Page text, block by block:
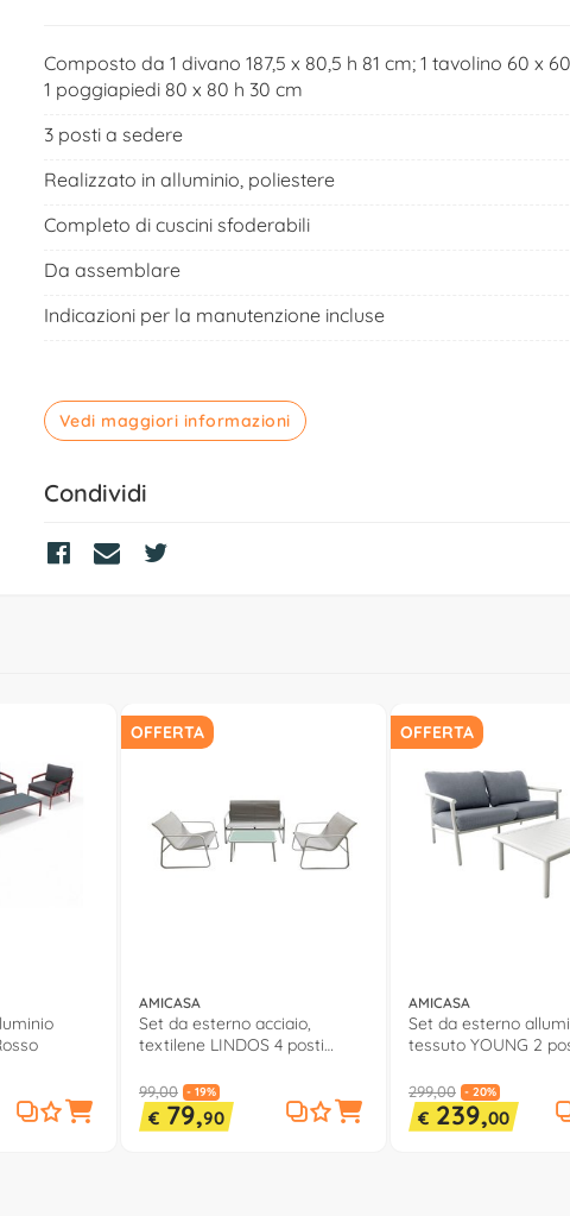
Composto da 1 divano 187,5 x 80,5 h 81 cm; 1 tavolino 60 x
1 poggiapiedi 80 x 80 h 30 cm
3 posti a sedere
Realizzato in alluminio, poliestere
Completo di cuscini sfoderabili
Da assemblare
Indicazioni per la manutenzione incluse
Vedi maggiori informazioni
Condividi
OFFERTA
AMICASA
Set da esterno acciaio,
textilene LINDOS 4 posti
99,00 - 19%
€ 79,90
OFFERTA
AMICASA
Set da esterno
tessuto YOUNG 2
299,00 - 20%
€ 239,00